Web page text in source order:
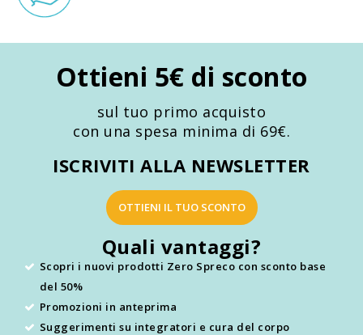
Ottieni 5€ di sconto
sul tuo primo acquisto
con una spesa minima di 69€.
ISCRIVITI ALLA NEWSLETTER
OTTIENI IL TUO SCONTO
Quali vantaggi?
Scopri i nuovi prodotti Zero Spreco con sconto base
del 50%
Promozioni in anteprima
Suggerimenti su integratori e cura del corpo